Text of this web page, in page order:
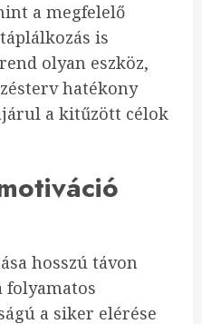
a megfelelő
is
olyan eszköz,
hatékony
a kitűzött célok
hosszú távon
folyamatos
a siker elérése